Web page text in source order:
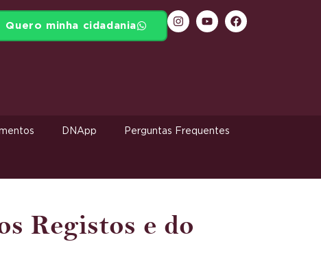
Quero minha cidadania
DNApp Perguntas Frequentes
Registos e do